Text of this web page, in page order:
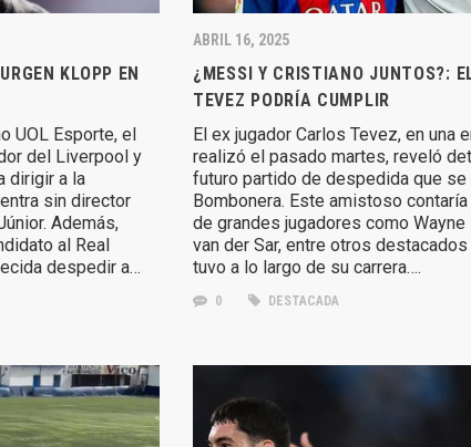
KLOPP EN
UOL Esporte, el
del Liverpool y
dirigir a la
sin director
Además,
al Real
despedir a…
ABRIL 16, 2025
¿MESSI Y CRISTIANO JUNTOS?:
TEVEZ PODRÍA CUMPLIR
El ex jugador Carlos Tevez, en una
realizó el pasado martes, reveló
futuro partido de despedida que se
Bombonera. Este amistoso
de grandes jugadores como Wayne
van der Sar, entre otros
tuvo a lo largo de su carrera….
0 DESTACADA